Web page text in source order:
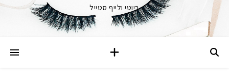
ביוטי ולייף סטייל